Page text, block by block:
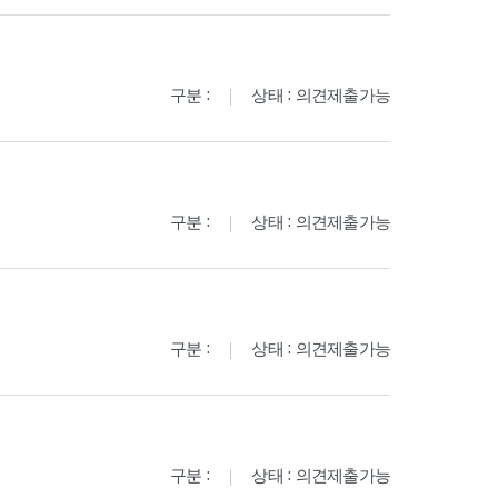
구분 : 상태 : 의견제출가능
구분 : 상태 : 의견제출가능
구분 : 상태 : 의견제출가능
구분 : 상태 : 의견제출가능